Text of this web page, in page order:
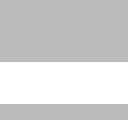
к этому контенту.